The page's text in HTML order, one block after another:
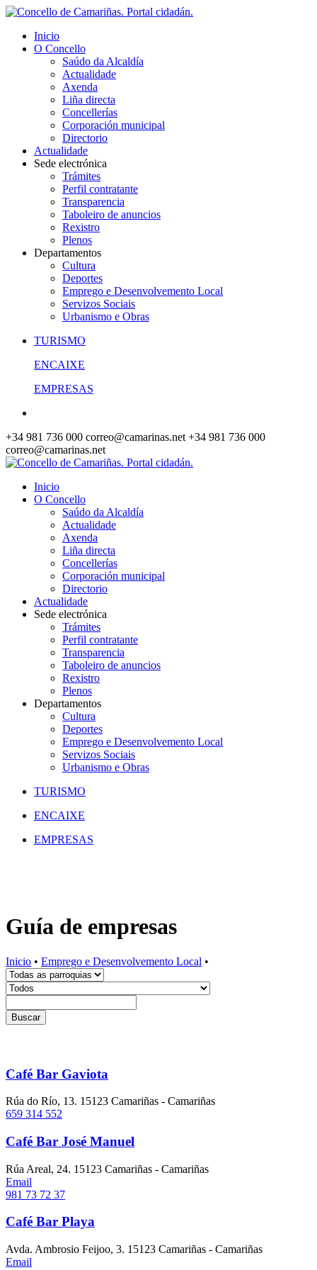
Inicio
O Concello
Saúdo da Alcaldía
Actualidade
Axenda
Liña directa
Concellerías
Corporación municipal
Directorio
Actualidade
Sede electrónica
Trámites
Perfil contratante
Transparencia
Taboleiro de anuncios
Rexistro
Plenos
Departamentos
Cultura
Deportes
Emprego e Desenvolvemento Local
Servizos Sociais
Urbanismo e Obras
TURISMO
ENCAIXE
EMPRESAS
+34 981 736 000 correo@camarinas.net +34 981 736 000
correo@camarinas.net
Inicio
O Concello
Saúdo da Alcaldía
Actualidade
Axenda
Liña directa
Concellerías
Corporación municipal
Directorio
Actualidade
Sede electrónica
Trámites
Perfil contratante
Transparencia
Taboleiro de anuncios
Rexistro
Plenos
Departamentos
Cultura
Deportes
Emprego e Desenvolvemento Local
Servizos Sociais
Urbanismo e Obras
TURISMO
ENCAIXE
EMPRESAS
Guía de empresas
Inicio • Emprego e Desenvolvemento Local •
Buscar
Café Bar Gaviota
Rúa do Río, 13. 15123 Camariñas - Camariñas
659 314 552
Café Bar José Manuel
Rúa Areal, 24. 15123 Camariñas - Camariñas
Email
981 73 72 37
Café Bar Playa
Avda. Ambrosio Feijoo, 3. 15123 Camariñas - Camariñas
Email